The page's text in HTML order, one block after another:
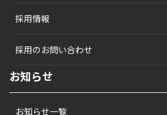
採用情報
採用のお問い合わせ
お知らせ
お知らせ一覧